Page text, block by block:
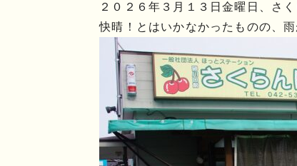
２０２６年３月１３日金曜日、さ
快晴！とはいかなかったものの、